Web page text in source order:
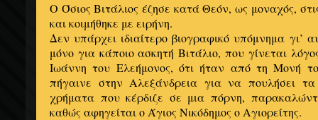
Ο Όσιος Βιτάλιος έζησε κατά Θεόν, ως μοναχός,
και κοιμήθηκε με ειρήνη.
Δεν υπάρχει ιδιαίτερο βιογραφικό υπόμνημα γι’
μόνο για κάποιο ασκητή Βιτάλιο, που γίνεται
Ιωάννη του Ελεήμονος, ότι ήταν από τη Μονή
πήγαινε στην Αλεξάνδρεια για να πουλήσει
χρήματα που κέρδιζε σε μια πόρνη,
καθώς αφηγείται ο Άγιος Νικόδημος ο Αγιορείτης.